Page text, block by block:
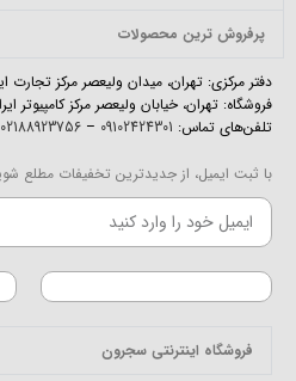
پرفروش ترین محصولات
دفتر مرکزی: تهران، میدان ولیعصر مرکز تجارت
فروشگاه: تهران، خیابان ولیعصر مرکز کامپیوتر
تلفن‌های تماس: 09102424301
–
02188923756
با ثبت ایمیل، از جدیدترین تخفیفات مطلع
فروشگاه اینترنتی سجرون